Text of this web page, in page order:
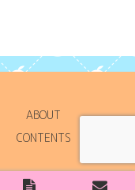
ABOUT
CONTENTS